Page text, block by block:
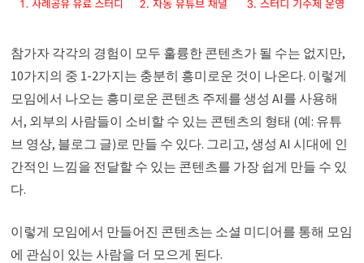
참가자 각각의 경험이 모두 훌륭한 콘텐츠가 될 수는 없지만,
10가지의 중 1-2가지는 충분히 흥미로운 것이 나온다. 이렇게
모임에서 나오는 흥미로운 콘텐츠 주제를 생성 AI를 사용해
서, 외부의 사람들이 소비할 수 있는 콘텐츠의 형태 (예: 유튜
브 영상, 블로그 글)로 만들 수 있다. 그리고, 생성 AI 시대에 인
간적인 느낌을 전달할 수 있는 콘텐츠를 가장 쉽게 만들 수 있
다.
이렇게 모임에서 만들어진 콘텐츠는 소셜 미디어를 통해 모임
에 관심이 있는 사람을 더 모으게 된다.